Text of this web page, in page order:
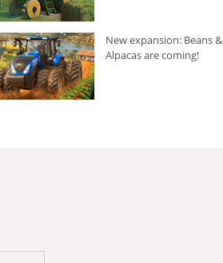
New expansion: Beans &
Alpacas are coming!